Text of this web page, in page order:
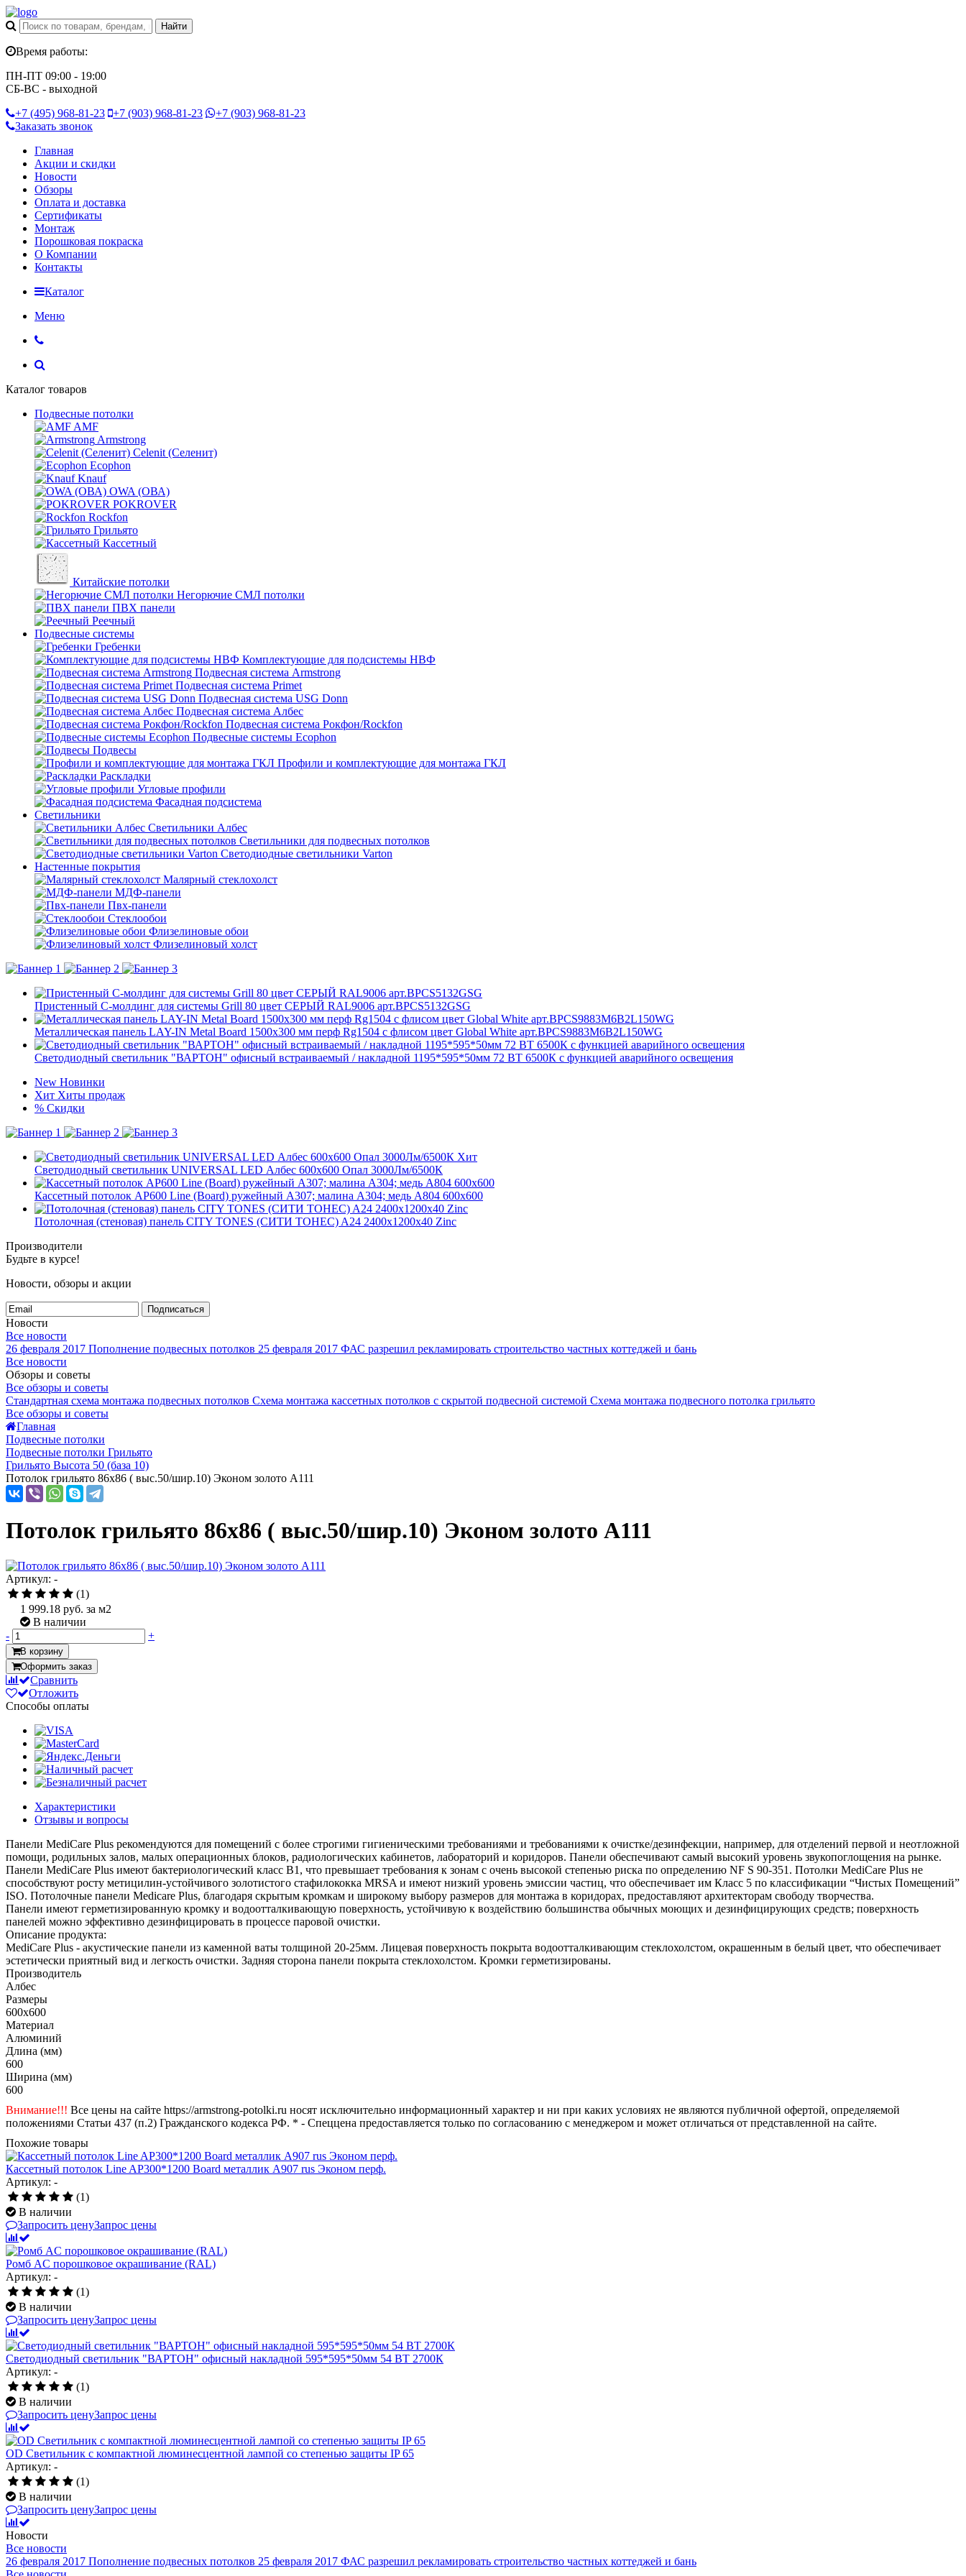
Время работы:
ПН-ПТ 09:00 - 19:00
СБ-ВС - выходной
+7 (495) 968-81-23 +7 (903) 968-81-23 +7 (903) 968-81-23
Заказать звонок
Главная
Акции и скидки
Новости
Обзоры
Оплата и доставка
Сертификаты
Монтаж
Порошковая покраска
О Компании
Контакты
Каталог
Меню
Каталог товаров
Подвесные потолки
AMF
Armstrong
Celenit (Селенит)
Ecophon
Knauf
OWA (ОВА)
POKROVER
Rockfon
Грильято
Кассетный
Китайские потолки
Негорючие СМЛ потолки
ПВХ панели
Реечный
Подвесные системы
Гребенки
Комплектующие для подсистемы НВФ
Подвесная система Armstrong
Подвесная система Primet
Подвесная система USG Donn
Подвесная система Албес
Подвесная система Рокфон/Rockfon
Подвесные системы Ecophon
Подвесы
Профили и комплектующие для монтажа ГКЛ
Раскладки
Угловые профили
Фасадная подсистема
Светильники
Светильники Албес
Светильники для подвесных потолков
Светодиодные светильники Varton
Настенные покрытия
Малярный стеклохолст
МДФ-панели
Пвх-панели
Стеклообои
Флизелиновые обои
Флизелиновый холст
Пристенный C-молдинг для системы Grill 80 цвет СЕРЫЙ RAL9006 арт.BPCS5132GSG
Металлическая панель LAY-IN Metal Board 1500x300 мм перф Rg1504 с флисом цвет Global White арт.BPCS9883M6B2L150WG
Светодиодный светильник "ВАРТОН" офисный встраиваемый / накладной 1195*595*50мм 72 ВТ 6500К с функцией аварийного освещения
New Новинки
Хит Хиты продаж
% Скидки
Хит
Светодиодный светильник UNIVERSAL LED Албес 600х600 Опал 3000Лм/6500К
Кассетный потолок AP600 Line (Board) ружейный А307; малина А304; медь А804 600x600
Потолочная (стеновая) панель CITY TONES (CИТИ ТОНЕС) A24 2400x1200x40 Zinc
Производители
Будьте в курсе!
Новости, обзоры и акции
Подписаться
Новости
Все новости
26 февраля 2017 Пополнение подвесных потолков 25 февраля 2017 ФАС разрешил рекламировать строительство частных коттеджей и бань
Все новости
Обзоры и советы
Все обзоры и советы
Стандартная схема монтажа подвесных потолков Схема монтажа кассетных потолков с скрытой подвесной системой Схема монтажа подвесного потолка грильято
Все обзоры и советы
Главная
Подвесные потолки
Подвесные потолки Грильято
Грильято Высота 50 (база 10)
Потолок грильято 86х86 ( выс.50/шир.10) Эконом золото А111
Потолок грильято 86х86 ( выс.50/шир.10) Эконом золото А111
Артикул: -
(1)
1 999.18 руб. за м2
В наличии
-
+
В корзину
Оформить заказ
Сравнить
Отложить
Способы оплаты
Характеристики
Отзывы и вопросы
Панели MediCare Plus рекомендуются для помещений с более строгими гигиеническими требованиями и требованиями к очистке/дезинфекции, например, для отделений первой и неотложной
помощи, родильных залов, малых операционных блоков, радиологических кабинетов, лабораторий и коридоров. Панели обеспечивают самый высокий уровень звукопоглощения на рынке.
Панели MediCare Plus имеют бактериологический класс B1, что превышает требования к зонам с очень высокой степенью риска по определению NF S 90-351. Потолки MediCare Plus не
способствуют росту метицилин-устойчивого золотистого стафилококка MRSA и имеют низкий уровень эмиссии частиц, что обеспечивает им Класс 5 по классификации “Чистых Помещений”
ISO. Потолочные панели Medicare Plus, благодаря скрытым кромкам и широкому выбору размеров для монтажа в коридорах, предоставляют архитекторам свободу творчества.
Панели имеют герметизированную кромку и водоотталкивающую поверхность, устойчивую к воздействию большинства обычных моющих и дезинфицирующих средств; поверхность
панелей можно эффективно дезинфицировать в процессе паровой очистки.
Описание продукта:
MediCare Plus - акустические панели из каменной ваты толщиной 20-25мм. Лицевая поверхность покрыта водоотталкивающим стеклохолстом, окрашенным в белый цвет, что обеспечивает
эстетически приятный вид и легкость очистки. Задняя сторона панели покрыта стеклохолстом. Кромки герметизированы.
Производитель
Албес
Размеры
600x600
Материал
Алюминий
Длина (мм)
600
Ширина (мм)
600
Внимание!!! Все цены на сайте https://armstrong-potolki.ru носят исключительно информационный характер и ни при каких условиях не являются публичной офертой, определяемой
положениями Статьи 437 (п.2) Гражданского кодекса РФ. * - Спеццена предоставляется только по согласованию с менеджером и может отличаться от представленной на сайте.
Похожие товары
Кассетный потолок Line AP300*1200 Board металлик А907 rus Эконом перф.
Артикул: -
(1)
В наличии
Запросить ценуЗапрос цены
Ромб AC порошковое окрашивание (RAL)
Артикул: -
(1)
В наличии
Запросить ценуЗапрос цены
Светодиодный светильник "ВАРТОН" офисный накладной 595*595*50мм 54 ВТ 2700К
Артикул: -
(1)
В наличии
Запросить ценуЗапрос цены
OD Светильник с компактной люминесцентной лампой cо степенью защиты IP 65
Артикул: -
(1)
В наличии
Запросить ценуЗапрос цены
Новости
Все новости
26 февраля 2017 Пополнение подвесных потолков 25 февраля 2017 ФАС разрешил рекламировать строительство частных коттеджей и бань